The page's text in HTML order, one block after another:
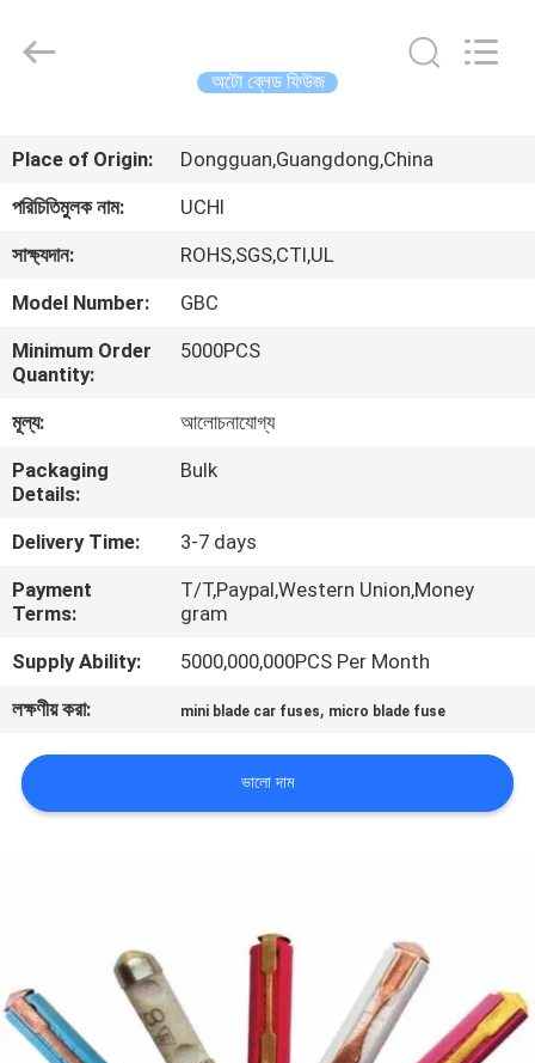
পণ্য
সম্পর্কে
নিয়ন্ত্রণ
যোগাযোগ
করুন
জন্য
আবেদন
Electronics
Co.,Ltd.
অটো ব্লেড ফিউজ
Place of Origin:
Dongguan,Guangdong,China
পরিচিতিমুলক নাম:
UCHI
সাক্ষ্যদান:
ROHS,SGS,CTI,UL
Model Number:
GBC
Minimum Order
Quantity:
5000PCS
মূল্য:
আলোচনাযোগ্য
Packaging
Details:
Bulk
Delivery Time:
3-7 days
Payment
Terms:
T/T,Paypal,Western Union,Money
gram
Supply Ability:
5000,000,000PCS Per Month
লক্ষণীয় করা:
mini blade car fuses, micro blade fuse
ভালো দাম